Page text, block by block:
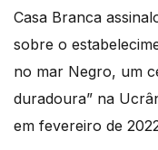
Casa Branca
sobre o
no mar Negro, um
duradoura” na
em fevereiro de